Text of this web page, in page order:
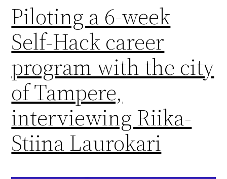
Piloting a 6-week
Self-Hack career
program with the city
of Tampere,
interviewing Riika-
Stiina Laurokari